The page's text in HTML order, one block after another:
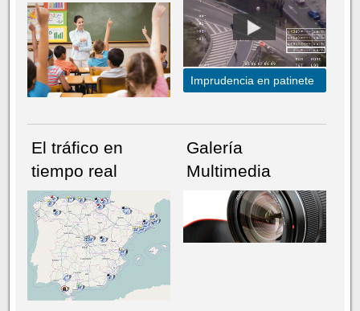
NÚMERO ACTUALHEMEROTECA
Imprudencia en patinete
El tráfico en
tiempo real
Galería
Multimedia